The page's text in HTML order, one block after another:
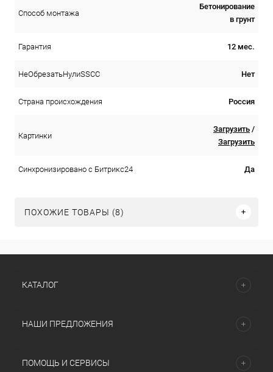
Способ монтажа
Бетонирование
в грунт
Гарантия 12 мес.
НеОбрезатьНулиSSCC Нет
Страна происхождения Россия
Картинки
Загрузить /
Загрузить
Синхронизировано с Битрикс24 Да
ПОХОЖИЕ ТОВАРЫ (8)
КАТАЛОГ
НАШИ ПРЕДЛОЖЕНИЯ
ПОМОЩЬ И СЕРВИСЫ